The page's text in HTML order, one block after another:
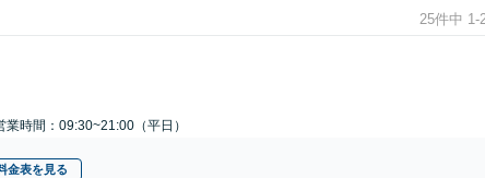
25件中 1-
業時間：09:30~21:00（平日）
金表を見る